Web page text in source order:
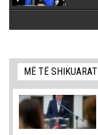
MË TË SHIKUARAT